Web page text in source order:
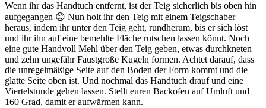
Wenn ihr das Handtuch entfernt, ist der Teig sicherlich bis oben hin
aufgegangen 😊 Nun holt ihr den Teig mit einem Teigschaber
heraus, indem ihr unter den Teig geht, rundherum, bis er sich löst
und ihr ihn auf eine bemehlte Fläche rutschen lassen könnt. Noch
eine gute Handvoll Mehl über den Teig geben, etwas durchkneten
und zehn ungefähr Faustgroße Kugeln formen. Achtet darauf, dass
die unregelmäßige Seite auf den Boden der Form kommt und die
glatte Seite oben ist. Und nochmal das Handtuch drauf und eine
Viertelstunde gehen lassen. Stellt euren Backofen auf Umluft und
160 Grad, damit er aufwärmen kann.